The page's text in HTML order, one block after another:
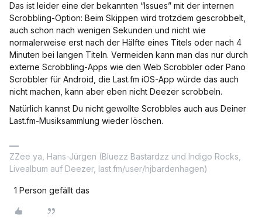
Das ist leider eine der bekannten “Issues” mit der internen
Scrobbling-Option: Beim Skippen wird trotzdem gescrobbelt,
auch schon nach wenigen Sekunden und nicht wie
normalerweise erst nach der Hälfte eines Titels oder nach 4
Minuten bei langen Titeln. Vermeiden kann man das nur durch
externe Scrobbling-Apps wie den Web Scrobbler oder Pano
Scrobbler für Android, die Last.fm iOS-App würde das auch
nicht machen, kann aber eben nicht Deezer scrobbeln.
Natürlich kannst Du nicht gewollte Scrobbles auch aus Deiner
Last.fm-Musiksammlung wieder löschen.
ZZee ya, Hans-Jürgen (Bluezz Bastardzz und Indigo Rocks,
Livealbum auf Deezer, last.fm/user/hjbardenhagen)
1 Person gefällt das